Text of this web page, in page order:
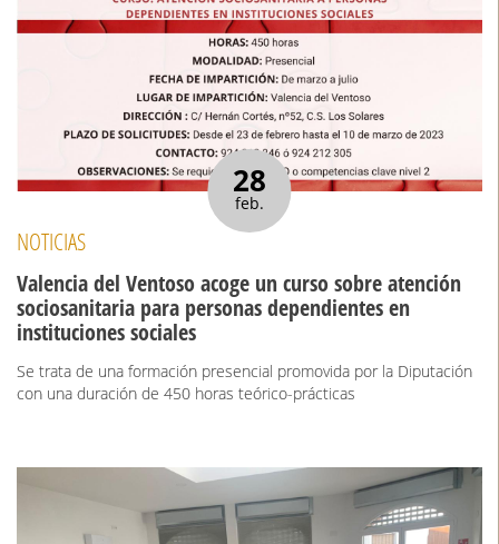
28
feb.
NOTICIAS
Valencia del Ventoso acoge un curso sobre atención
sociosanitaria para personas dependientes en
instituciones sociales
Se trata de una formación presencial promovida por la Diputación
con una duración de 450 horas teórico-prácticas